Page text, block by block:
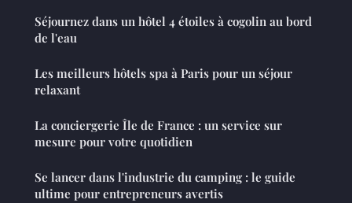
Séjournez dans un hôtel 4 étoiles à cogolin au bord
de l'eau
Les meilleurs hôtels spa à Paris pour un séjour
relaxant
La conciergerie Île de France : un service sur
mesure pour votre quotidien
Se lancer dans l'industrie du camping : le guide
ultime pour entrepreneurs avertis